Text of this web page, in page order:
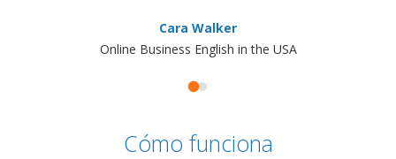
Cara Walker
Online Business English in the USA
Cómo funciona